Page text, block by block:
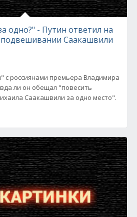
одно?" - Путин ответил на
Саакашвили
с россиянами премьера Владимира
ли он обещал "повесить
Саакашвили за одно место".